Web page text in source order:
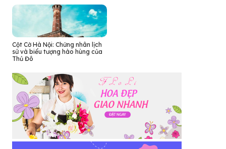
Cột Cờ Hà Nội: Chứng nhân lịch
sử và biểu tượng hào hùng của
Thủ Đô